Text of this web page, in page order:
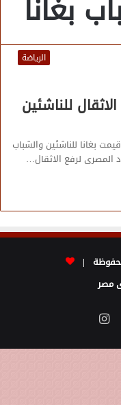
الرياضة
للناشئين
بغانا للناشئين والشباب
المصرى لرفع الاثقال…
مصر
انستقرام